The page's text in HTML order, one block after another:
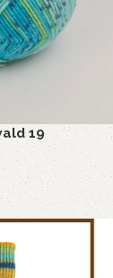
19